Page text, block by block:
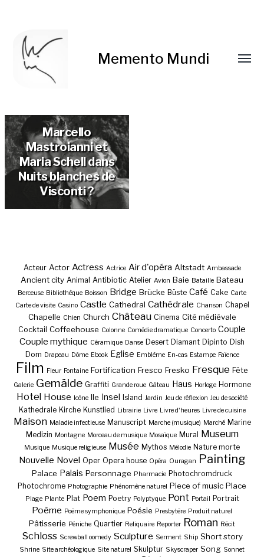
Memento Mundi
Marcello
Mastroianni et
Maria Schell dans
Nuits blanches de
Visconti ?
Acteur Actor Actress Actrice Air d'opéra Altstadt Ambassade
Ancient city Animal Antibiotic Atelier Avion Baie Bataille Bateau
Berceuse Bibliothèque Boisson Bridge Brücke Büste Café Cake Carte
Carte de visite Casino Castle Cathedral Cathédrale Chanson Chapel
Chapelle Chien Church Château Cinema Cité médiévale
Cocktail Coffeehouse Colonne Comédie dramatique Concerto Couple
Couple mythique Céramique Danse Desert Diamant Dipinto Dish
Dom Drapeau Dôme Ebook Eglise Emblème En-cas Estampe Faïence
Film Fleur Fontaine Fortification Fresco Fresko Fresque Fête
Galerie Gemälde Graffiti Grande roue Gâteau Haus Horloge Hormone
Hotel House Icône Ile Insel Island Jardin Jeu de réflexion Jeu de société
Kathedrale Kirche Kunstlied Librairie Livre Livre d'heures Livre de cuisine
Maison Maladie infectieuse Manuscript Marche (musique) Marché Marine
Medizin Montagne Morceau de musique Mosaïque Mural Museum
Musique Musique religieuse Musée Mythos Mélodie Nature morte
Nouvelle Novel Oper Opera house Opéra Ouragan Painting
Palace Palais Personnage Pharmacie Photochromdruck
Photochrome Photographie Phénomène naturel Piece of music Place
Plage Plante Plat Poem Poetry Polyptyque Pont Portail Portrait
Poème Poème symphonique Poésie Presbytère Produit naturel
Pâtisserie Péniche Quartier Reliquaire Reporter Roman Récit
Schloss Screwball oomedy Sculpture Serment Ship Short story
Shrine Site archéologique Site naturel Skulptur Skyscraper Song Sonnet